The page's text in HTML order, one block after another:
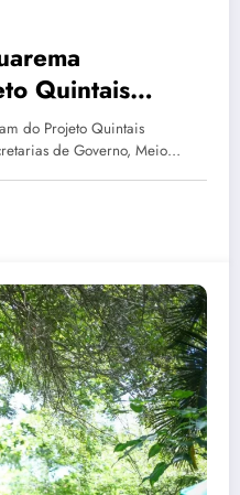
Quintais
do Projeto Quintais
de Governo, Meio…